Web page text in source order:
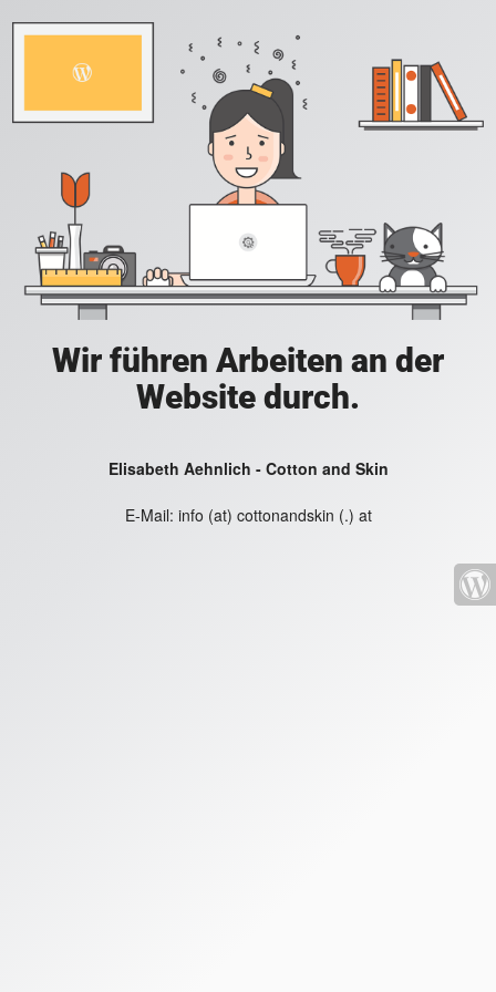
Wir führen Arbeiten an der
Website durch.
Elisabeth Aehnlich - Cotton and Skin
E-Mail: info (at) cottonandskin (.) at